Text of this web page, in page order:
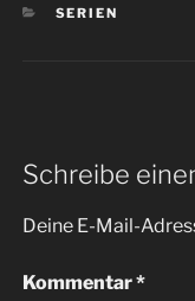
KATEGORIEN
SERIEN
Schreibe
Deine E-Mail-
Kommentar*